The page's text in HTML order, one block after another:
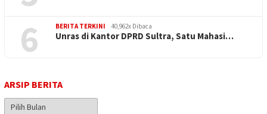
6 BERITA TERKINI 40,962x Dibaca
Unras di Kantor DPRD Sultra, Satu Mahasi…
ARSIP BERITA
Arsip